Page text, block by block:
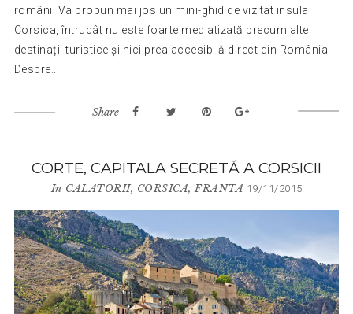
români. Va propun mai jos un mini-ghid de vizitat insula
Corsica, întrucât nu este foarte mediatizată precum alte
destinații turistice și nici prea accesibilă direct din România.
Despre...
Share
CORTE, CAPITALA SECRETĂ A CORSICII
In CALATORII, CORSICA,FRANTA 19/11/2015